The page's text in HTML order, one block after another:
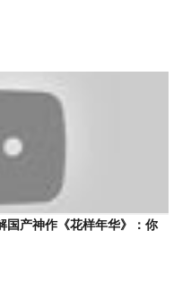
国产神作《花样年华》：你